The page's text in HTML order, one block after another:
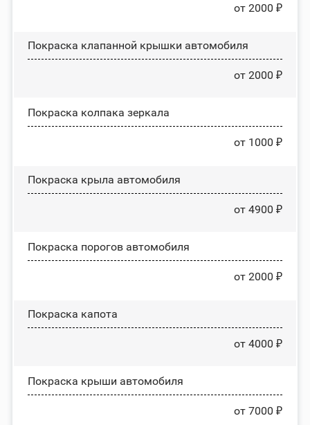
от 2000 ₽
Покраска клапанной крышки автомобиля
от 2000 ₽
Покраска колпака зеркала
от 1000 ₽
Покраска крыла автомобиля
от 4900 ₽
Покраска порогов автомобиля
от 2000 ₽
Покраска капота
от 4000 ₽
Покраска крыши автомобиля
от 7000 ₽